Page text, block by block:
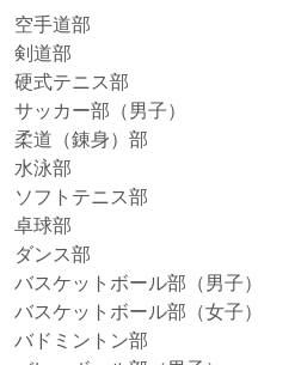
空手道部
剣道部
硬式テニス部
サッカー部（男子）
柔道（錬身）部
水泳部
ソフトテニス部
卓球部
ダンス部
バスケットボール部（男子）
バスケットボール部（女子）
バドミントン部